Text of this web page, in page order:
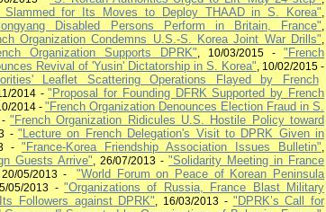
Slammed for Its Moves to Deploy THAAD in S. Korea",
Disabled Persons Perform in Britain, France",
Organization Condemns U.S.-S. Korea Joint War Drills",
Organization Supports DPRK", 10/03/2015 - "French
Revival of 'Yusin' Dictatorship in S. Korea", 10/02/2015 -
Leaflet Scattering Operations Flayed by French
2014 -"Proposal for Founding DFRK Supported by French
2014 - "French Organization Denounces Election Fraud in S.
"French Organization Ridicules U.S. Hostile Policy toward
-"Lecture on French Delegation's Visit to DPRK Given in
- " France-Korea Friendship Association Issues Bulletin",
Guests Arrive", 26/07/2013 - "Solidarity Meeting in France
20/05/2013 - "World Forum on Peace of Korean Peninsula
05/2013 -"Organizations of Russia, France Blast Military
Followers against DPRK", 16/03/2013 - " DPRK’s Call for